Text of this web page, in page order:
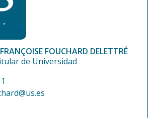
FOUCHARD DELETTRÉ
de Universidad